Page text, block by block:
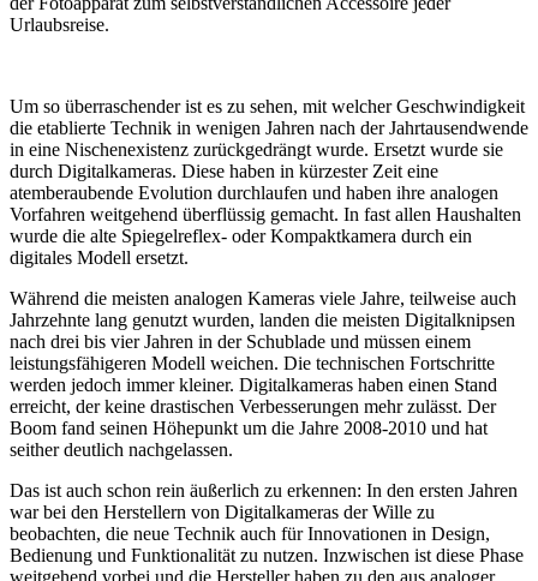
Urlaubsreise.
Um so überraschender ist es zu sehen, mit welcher Geschwindigkeit
die etablierte Technik in wenigen Jahren nach der Jahrtausendwende
in eine Nischenexistenz zurückgedrängt wurde. Ersetzt wurde sie
durch Digitalkameras. Diese haben in kürzester Zeit eine
atemberaubende Evolution durchlaufen und haben ihre analogen
Vorfahren weitgehend überflüssig gemacht. In fast allen Haushalten
wurde die alte Spiegelreflex- oder Kompaktkamera durch ein
digitales Modell ersetzt.
Während die meisten analogen Kameras viele Jahre, teilweise auch
Jahrzehnte lang genutzt wurden, landen die meisten Digitalknipsen
nach drei bis vier Jahren in der Schublade und müssen einem
leistungsfähigeren Modell weichen. Die technischen Fortschritte
werden jedoch immer kleiner. Digitalkameras haben einen Stand
erreicht, der keine drastischen Verbesserungen mehr zulässt. Der
Boom fand seinen Höhepunkt um die Jahre 2008-2010 und hat
seither deutlich nachgelassen.
Das ist auch schon rein äußerlich zu erkennen: In den ersten Jahren
war bei den Herstellern von Digitalkameras der Wille zu
beobachten, die neue Technik auch für Innovationen in Design,
Bedienung und Funktionalität zu nutzen. Inzwischen ist diese Phase
weitgehend vorbei und die Hersteller haben zu den aus analoger